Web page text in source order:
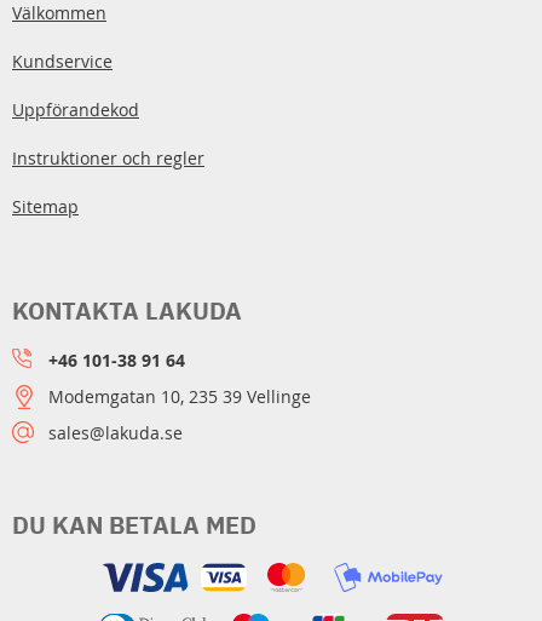
Välkommen
Kundservice
Uppförandekod
Instruktioner och regler
Sitemap
DU KAN BETALA MED
KONTAKTA LAKUDA
+46 101-38 91 64
Modemgatan 10, 235 39 Vellinge
sales@lakuda.se